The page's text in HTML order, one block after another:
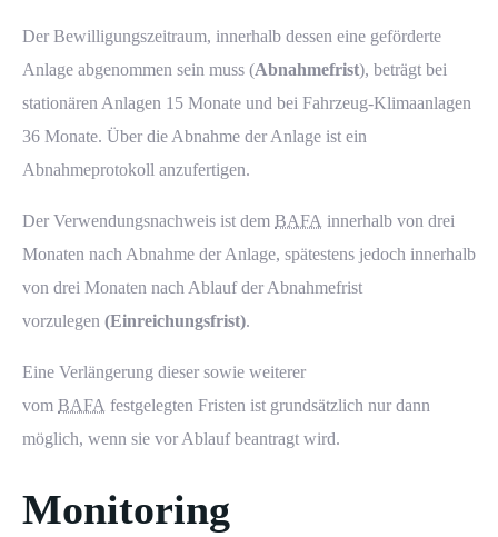
Der Bewilligungszeitraum, innerhalb dessen eine geförderte
Anlage abgenommen sein muss (Abnahmefrist), beträgt bei
stationären Anlagen 15 Monate und bei Fahrzeug-Klimaanlagen
36 Monate. Über die Abnahme der Anlage ist ein
Abnahmeprotokoll anzufertigen.
Der Verwendungsnachweis ist dem BAFA innerhalb von drei
Monaten nach Abnahme der Anlage, spätestens jedoch innerhalb
von drei Monaten nach Ablauf der Abnahmefrist
vorzulegen (Einreichungsfrist).
Eine Verlängerung dieser sowie weiterer
vom BAFA festgelegten Fristen ist grundsätzlich nur dann
möglich, wenn sie vor Ablauf beantragt wird.
Monitoring